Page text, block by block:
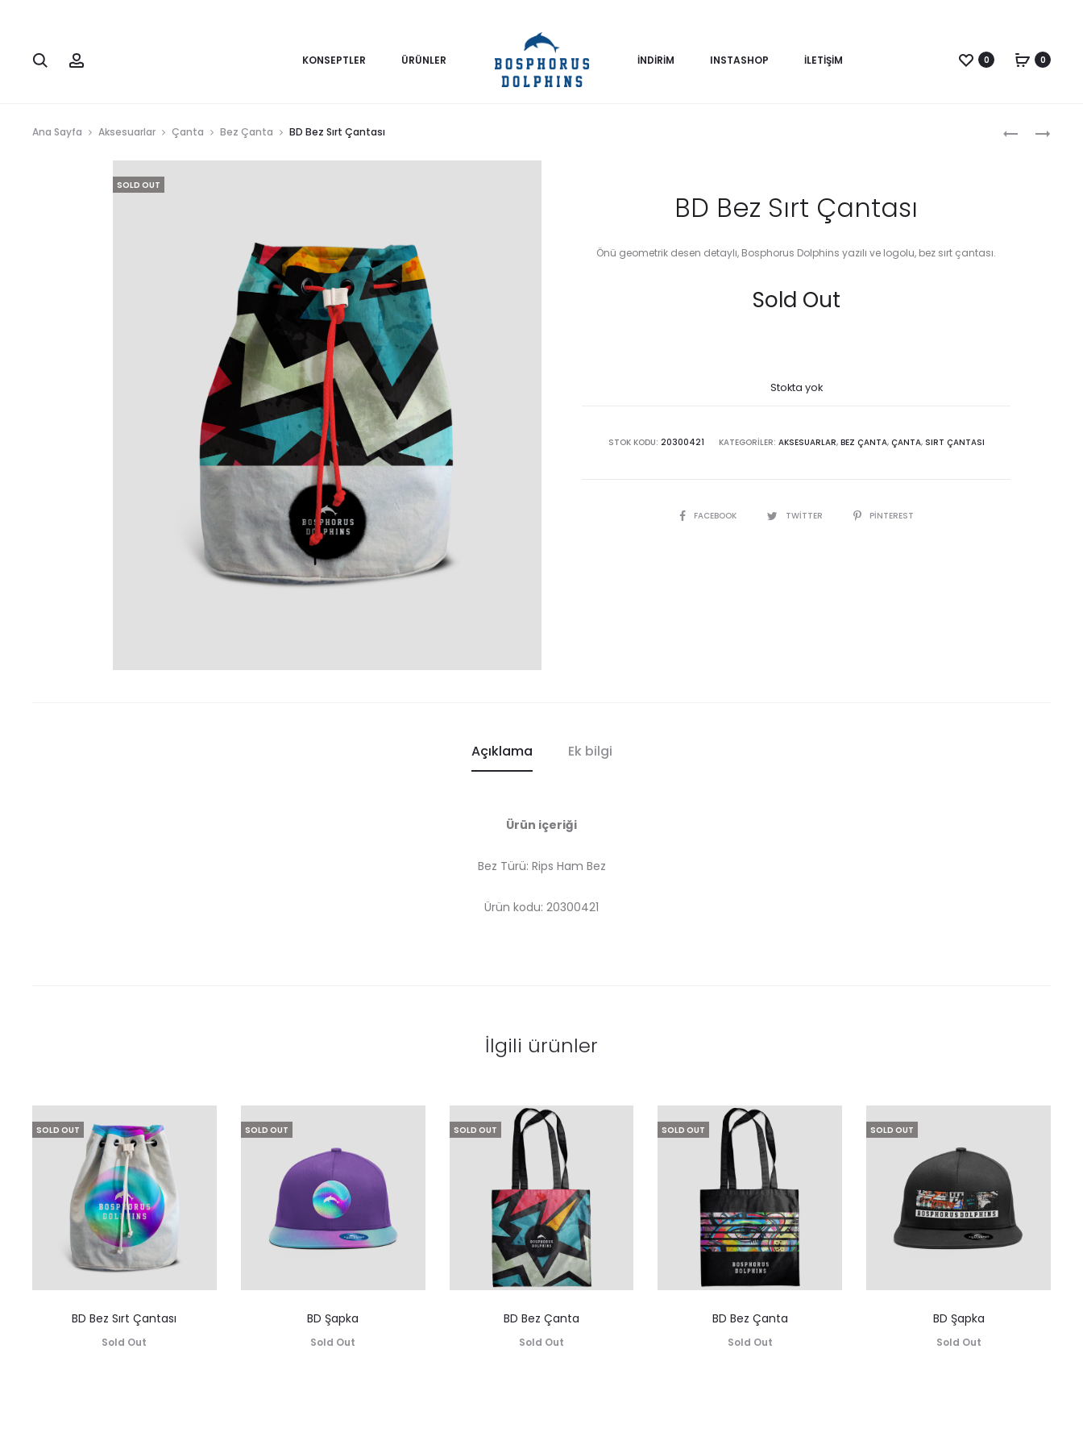
KONSEPTLER ÜRÜNLER İNDİRİM INSTASHOP İLETİŞİM 0 0
Ana Sayfa Aksesuarlar Çanta Bez Çanta BD Bez Sırt Çantası
SOLD OUT
BD Bez Sırt Çantası
Önü geometrik desen detaylı, Bosphorus Dolphins yazılı ve logolu, bez sırt çantası.
Sold Out
Stokta yok
STOK KODU: 20300421 KATEGORILER: AKSESUARLAR, BEZ ÇANTA, ÇANTA, SIRT ÇANTASI
SHAREFACEBOOK TWITTER PINTEREST
Açıklama Ek bilgi
Ürün içeriği
Bez Türü: Rips Ham Bez
Ürün kodu: 20300421
İlgili ürünler
SOLD OUT
BD Bez Sırt Çantası
Sold Out
SOLD OUT
BD Şapka
Sold Out
SOLD OUT
BD Bez Çanta
Sold Out
SOLD OUT
BD Bez Çanta
Sold Out
SOLD OUT
BD Şapka
Sold Out